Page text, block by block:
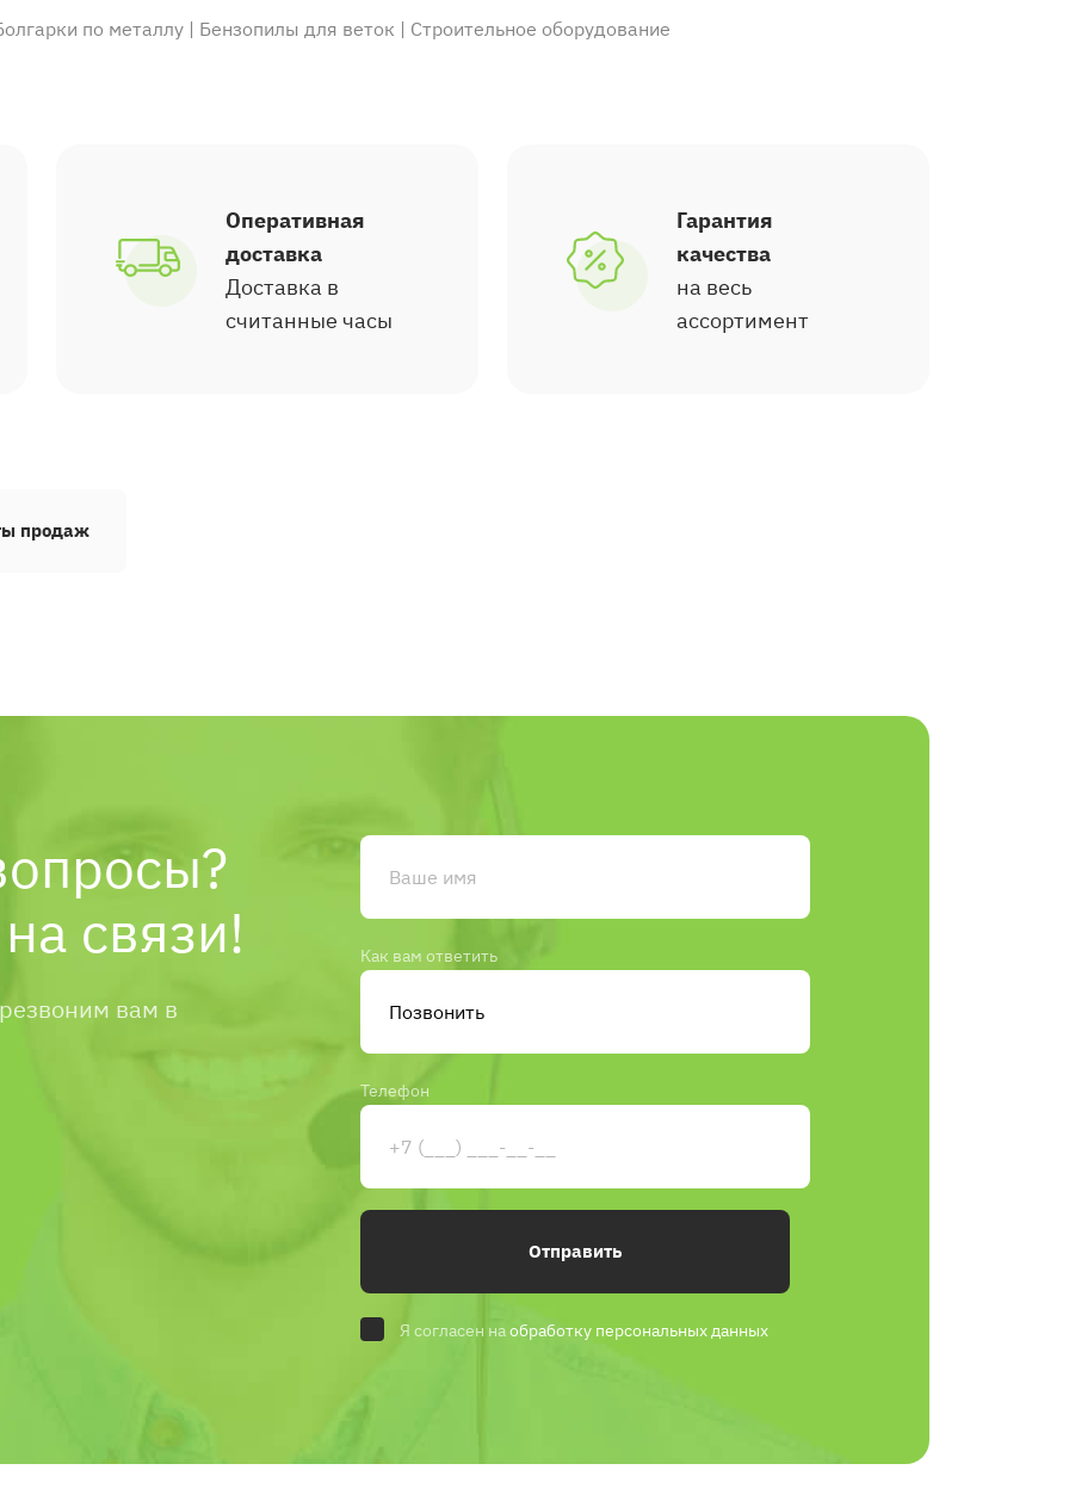
по металлу | Бензопилы для веток | Строительное оборудование
Оперативная
доставка
Доставка в
считанные часы
Гарантия
качества
на весь
ассортимент
продаж
связи!
вам в
Как вам ответить
Телефон
Отправить
Я согласен наобработку персональных данных